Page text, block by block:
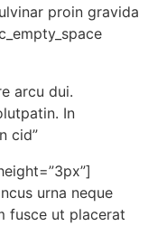
proin gravida
arcu dui.
In
cid”
urna neque
fusce ut placerat